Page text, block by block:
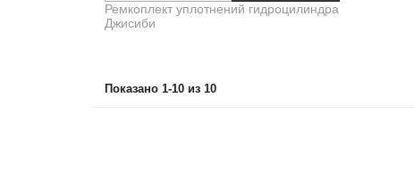
Ремкоплект уплотнений гидроцилиндра
Джисиби
Показано 1-10 из 10